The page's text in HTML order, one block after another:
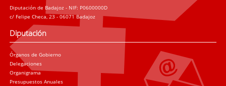
Diputación de Badajoz - NIF: P0600000D
c/ Felipe Checa, 23 - 06071 Badajoz
Diputación
Órganos de Gobierno
Delegaciones
Organigrama
Presupuestos Anuales